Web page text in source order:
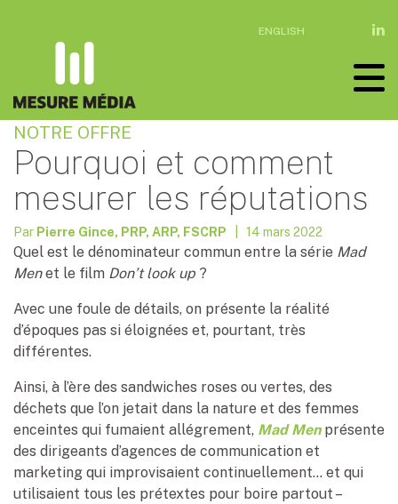
ENGLISH
NOTRE OFFRE
Pourquoi et comment
mesurer les réputations
Par Pierre Gince, PRP, ARP, FSCRP | 14 mars 2022
Quel est le dénominateur commun entre la série Mad
Menet le film Don’t look up ?
Avec une foule de détails, on présente la réalité
d’époques pas si éloignées et, pourtant, très
différentes.
Ainsi, à l’ère des sandwiches roses ou vertes, des
déchets que l’on jetait dans la nature et des femmes
enceintes qui fumaient allégrement, Mad Menprésente
des dirigeants d’agences de communication et
marketing qui improvisaient continuellement… et qui
utilisaient tous les prétextes pour boire partout –